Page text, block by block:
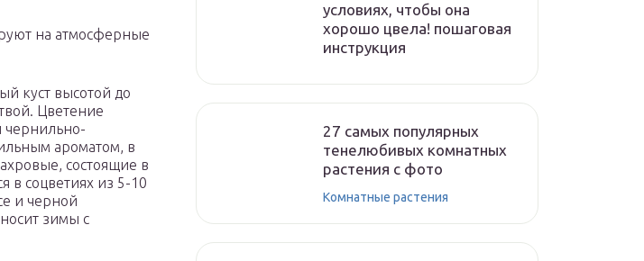
на атмосферные
куст высотой до
Цветение
чернильно-
ароматом, в
состоящие в
в соцветиях из 5-10
и черной
зимы с
условиях, чтобы она
хорошо цвела! пошаговая
инструкция
27 самых популярных
тенелюбивых комнатных
растения с фото
Комнатные растения